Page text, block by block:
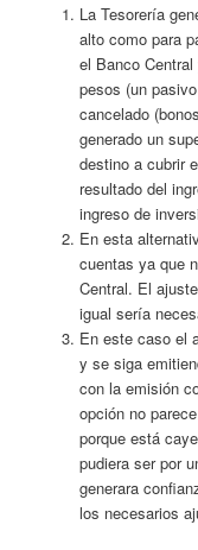
La Tesorería
alto como para
el Banco
pesos (un
cancelado
generado un
destino a cubrir
resultado del
ingreso de
En esta
cuentas ya que
Central. El
igual sería
En este caso el
y se siga
con la emisión
opción no
porque está
pudiera ser por
generara
los necesarios